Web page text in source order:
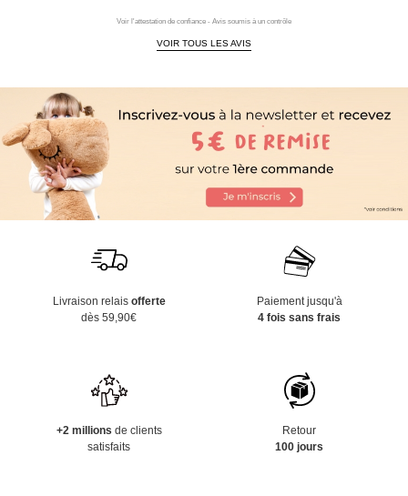
Voir l'attestation de confiance - Avis soumis à un contrôle
VOIR TOUS LES AVIS
Livraison relais offerte
dès 59,90€
Paiement jusqu'à
4 fois sans frais
+2 millions de clients
satisfaits
Retour
100 jours